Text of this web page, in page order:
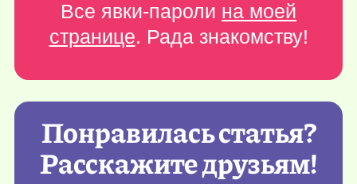
Все явки-пароли на моей
странице. Рада знакомству!
Понравилась статья?
Расскажите друзьям!